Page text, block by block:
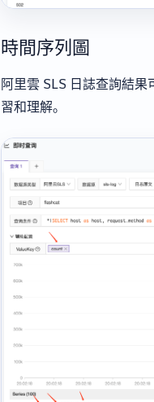
時間序列圖
阿里雲 SLS 日誌查詢結
習和理解。